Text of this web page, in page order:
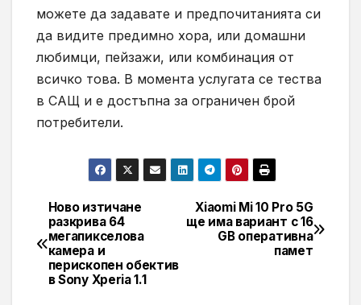
можете да задавате и предпочитанията си
да видите предимно хора, или домашни
любимци, пейзажи, или комбинация от
всичко това. В момента услугата се тества
в САЩ и е достъпна за ограничен брой
потребители.
Навигация
Xiaomi Mi 10 Pro 5G
ще има вариант с 16
GB оперативна
памет
Ново изтичане
разкрива 64
мегапикселова
камера и
перископен обектив
в Sony Xperia 1.1